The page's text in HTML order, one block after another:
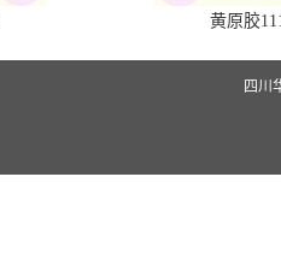
黄原胶
四川